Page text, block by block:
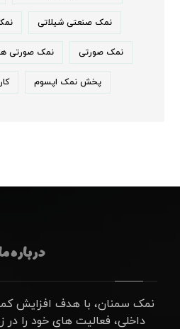
نمک صنعتی شیلاتی
نمک صورتی نمک صورتی
پخش نمک اپسوم
درباره
نمک سمنان، با هدف افزایش
داخلی، فعالیت های خود را